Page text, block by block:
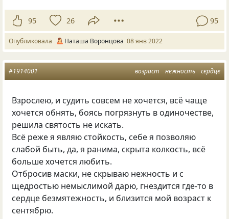
95 26 95
Опубликовала Наташа Воронцова 08 янв 2022
возраст нежность сердце
#1914001
Взрослею, и судить совсем не хочется, всё чаще
хочется обнять, боясь погрязнуть в одиночестве,
решила святость не искать.
Всё реже я являю стойкость, себе я позволяю
слабой быть, да, я ранима, скрыта колкость, всё
больше хочется любить.
Отбросив маски, не скрываю нежность и с
щедростью немыслимой дарю, гнездится где-то в
сердце безмятежность, и близится мой возраст к
сентябрю.